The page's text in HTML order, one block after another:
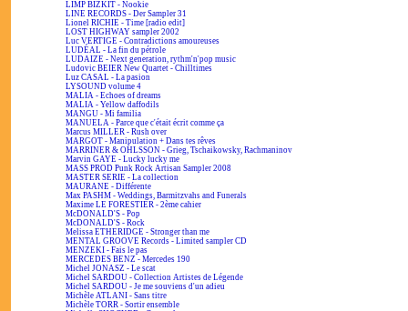
LIMP BIZKIT - Nookie
LINE RECORDS - Der Sampler 31
Lionel RICHIE - Time [radio edit]
LOST HIGHWAY sampler 2002
Luc VERTIGE - Contradictions amoureuses
LUDÉAL - La fin du pétrole
LUDAIZE - Next generation, rythm'n'pop music
Ludovic BEIER New Quartet - Chilltimes
Luz CASAL - La pasion
LYSOUND volume 4
MALIA - Echoes of dreams
MALIA - Yellow daffodils
MANGU - Mi familia
MANUELA - Parce que c'était écrit comme ça
Marcus MILLER - Rush over
MARGOT - Manipulation + Dans tes rêves
MARRINER & OHLSSON - Grieg, Tschaikowsky, Rachmaninov
Marvin GAYE - Lucky lucky me
MASS PROD Punk Rock Artisan Sampler 2008
MASTER SERIE - La collection
MAURANE - Différente
Max PASHM - Weddings, Barmitzvahs and Funerals
Maxime LE FORESTIER - 2ème cahier
McDONALD'S - Pop
McDONALD'S - Rock
Melissa ETHERIDGE - Stronger than me
MENTAL GROOVE Records - Limited sampler CD
MENZEKI - Fais le pas
MERCEDES BENZ - Mercedes 190
Michel JONASZ - Le scat
Michel SARDOU - Collection Artistes de Légende
Michel SARDOU - Je me souviens d'un adieu
Michèle ATLANI - Sans titre
Michèle TORR - Sortir ensemble